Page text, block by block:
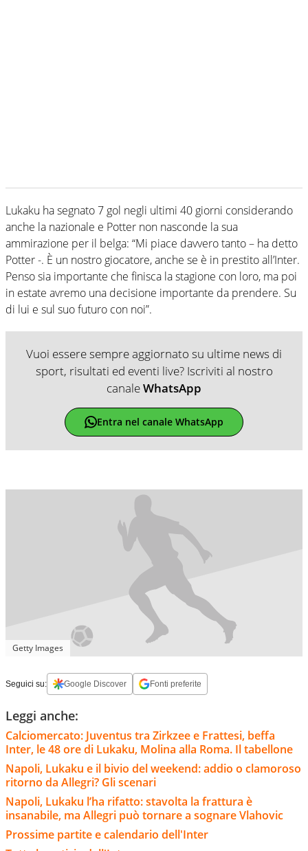
Lukaku ha segnato 7 gol negli ultimi 40 giorni considerando
anche la nazionale e Potter non nasconde la sua
ammirazione per il belga: “Mi piace davvero tanto – ha detto
Potter -. È un nostro giocatore, anche se è in prestito all’Inter.
Penso sia importante che finisca la stagione con loro, ma poi
in estate avremo una decisione importante da prendere. Su
di lui e sul suo futuro con noi”.
Vuoi essere sempre aggiornato su ultime news di
sport, risultati ed eventi live? Iscriviti al nostro
canaleWhatsApp
Entra nel canale WhatsApp
Getty Images
Seguici su: Google Discover Fonti preferite
Leggi anche:
Calciomercato: Juventus tra Zirkzee e Frattesi, beffa
Inter, le 48 ore di Lukaku, Molina alla Roma. Il tabellone
Napoli, Lukaku e il bivio del weekend: addio o clamoroso
ritorno da Allegri? Gli scenari
Napoli, Lukaku l’ha rifatto: stavolta la frattura è
insanabile, ma Allegri può tornare a sognare Vlahovic
Prossime partite e calendario dell'Inter